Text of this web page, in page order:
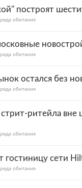
построят
обитания
обитания
остался без
обитания
ритейла вне
обитания
гостиницу сети
обитания